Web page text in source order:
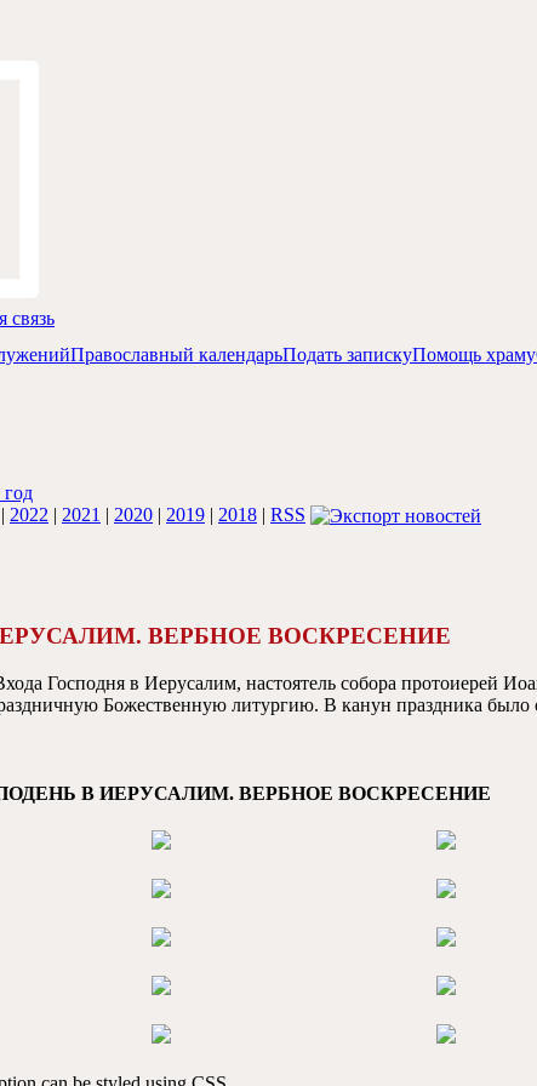
связь
Православный календарьПодать запискуПомощь храму
год
| 2022 | 2021 | 2020 | 2019 | 2018 | RSS
ВЕРБНОЕ ВОСКРЕСЕНИЕ
Господня в Иерусалим, настоятель собора протоиерей
Божественную литургию. В канун праздника
В ИЕРУСАЛИМ. ВЕРБНОЕ ВОСКРЕСЕНИЕ